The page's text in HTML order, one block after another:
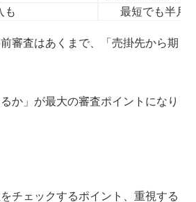
も 最短でも半月
審査はあくまで、「売掛先から期
か」が最大の審査ポイントになり
チェックするポイント、重視する